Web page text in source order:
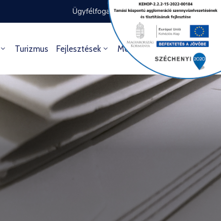
Ügyfélfogadás rendje Ügyintézés
Turizmus Fejlesztések Média Kultúra